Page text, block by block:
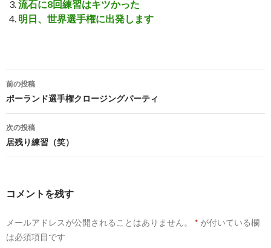
流石に8回練習はキツかった
明日、世界選手権に出発します
投
稿
ナ
ゲ
シ
前の投稿
ポーランド選手権クロージングパーティ
次の投稿
居残り練習（笑）
コメントを残す
メールアドレスが公開されることはありません。 * が付いている欄
は必須項目です